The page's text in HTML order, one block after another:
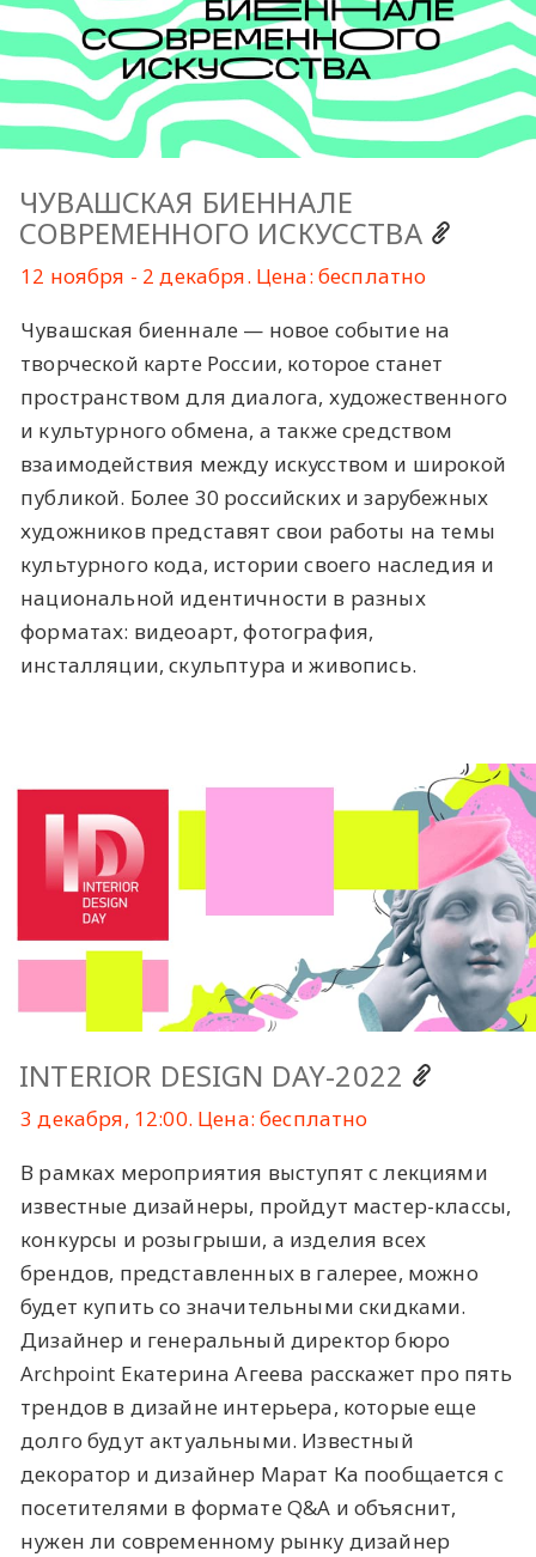
ЧУВАШСКАЯ БИЕННАЛЕ
СОВРЕМЕННОГО ИСКУССТВА
12 ноября - 2 декабря. Цена: бесплатно
Чувашская биеннале — новое событие на
творческой карте России, которое станет
пространством для диалога, художественного
и культурного обмена, а также средством
взаимодействия между искусством и широкой
публикой. Более 30 российских и зарубежных
художников представят свои работы на темы
культурного кода, истории своего наследия и
национальной идентичности в разных
форматах: видеоарт, фотография,
инсталляции, скульптура и живопись.
INTERIOR DESIGN DAY-2022
3 декабря, 12:00. Цена: бесплатно
В рамках мероприятия выступят с лекциями
известные дизайнеры, пройдут мастер-классы,
конкурсы и розыгрыши, а изделия всех
брендов, представленных в галерее, можно
будет купить со значительными скидками.
Дизайнер и генеральный директор бюро
Archpoint Екатерина Агеева расскажет про пять
трендов в дизайне интерьера, которые еще
долго будут актуальными. Известный
декоратор и дизайнер Марат Ка пообщается с
посетителями в формате Q&A и объяснит,
нужен ли современному рынку дизайнер